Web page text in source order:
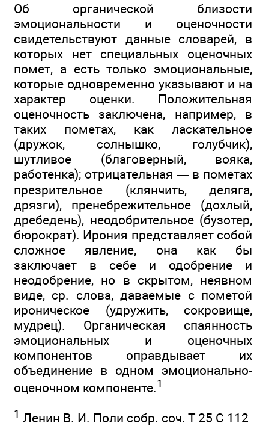
Об органической близости
эмоциональности и оценочности
свидетельствуют данные словарей, в
которых нет специальных оценочных
помет, а есть только эмоциональные,
которые одновременно указывают и на
характер оценки. Положительная
оценочность заключена, например, в
таких пометах, как ласкательное
(дружок, солнышко, голубчик),
шутливое (благоверный, вояка,
работенка); отрицательная — в пометах
презрительное (клянчить, деляга,
дрязги), пренебрежительное (дохлый,
дребедень), неодобрительное (бузотер,
бюрократ). Ирония представляет собой
сложное явление, она как бы
заключает в себе и одобрение и
неодобрение, но в скрытом, неявном
виде, ср. слова, даваемые с пометой
ироническое (удружить, сокровище,
мудрец). Органическая спаянность
эмоциональных и оценочных
компонентов оправдывает их
объединение в одном эмоционально-
оценочном компоненте.1
1 Ленин В. И. Поли собр. соч. Т 25 С 112